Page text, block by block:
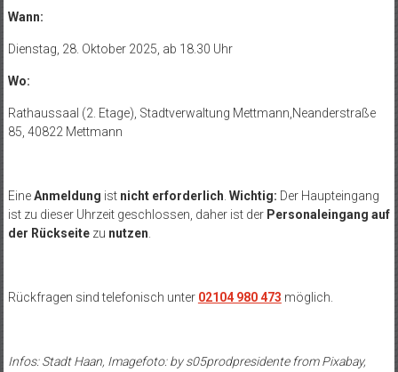
Wann:
Dienstag, 28. Oktober 2025, ab 18.30 Uhr
Wo:
Rathaussaal (2. Etage), Stadtverwaltung Mettmann,Neanderstraße
85, 40822 Mettmann
EineAnmeldung ist nicht erforderlich. Wichtig: Der Haupteingang
ist zu dieser Uhrzeit geschlossen, daher ist der Personaleingang auf
der Rückseitezu nutzen.
Rückfragen sind telefonisch unter 02104 980 473 möglich.
Infos: Stadt Haan, Imagefoto:bys05prodpresidentefromPixabay,